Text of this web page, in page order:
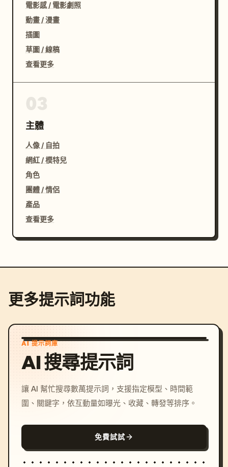
電影感 / 電影劇照
動畫 / 漫畫
插圖
草圖 / 線稿
查看更多
主體
人像 / 自拍
網紅 / 模特兒
角色
團體 / 情侶
產品
查看更多
更多提示詞功能
AI 提示詞庫
AI 搜尋提示詞
讓 AI 幫忙搜尋數萬提示詞，支援指定模型、時間範
圍、關鍵字，依互動量如曝光、收藏、轉發等排序。
免費試試